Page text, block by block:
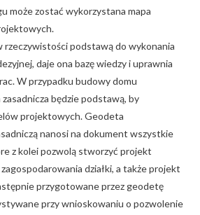
może zostać wykorzystana mapa
rzeczywistości podstawą do wykonania
daje ona bazę wiedzy i uprawnia
W przypadku budowy domu
będzie podstawą, by
projektowych. Geodeta
nanosi na dokument wszystkie
z kolei pozwolą stworzyć projekt
działki, a także projekt
przygotowane przez geodetę
przy wnioskowaniu o pozwolenie